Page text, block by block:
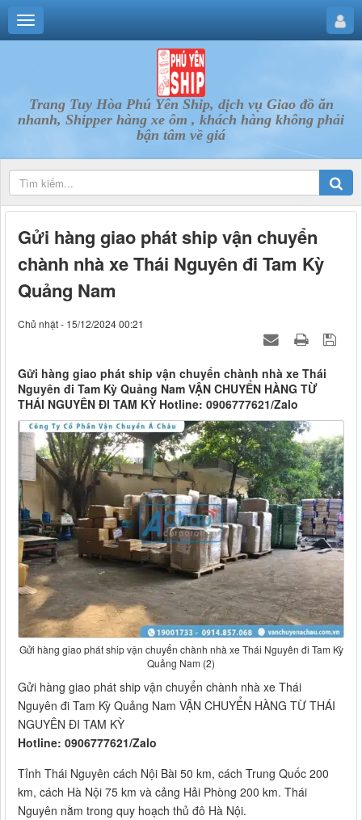
Trang Tuy Hòa Phú Yên Ship, dịch vụ Giao đồ ăn
nhanh, Shipper hàng xe ôm , khách hàng không phải
bận tâm về giá
Gửi hàng giao phát ship vận chuyển
chành nhà xe Thái Nguyên đi Tam Kỳ
Quảng Nam
Chủ nhật - 15/12/2024 00:21
Gửi hàng giao phát ship vận chuyển chành nhà xe Thái
Nguyên đi Tam Kỳ Quảng Nam VẬN CHUYỂN HÀNG TỪ
THÁI NGUYÊN ĐI TAM KỲ Hotline: 0906777621/Zalo
Gửi hàng giao phát ship vận chuyển chành nhà xe Thái Nguyên đi Tam Kỳ
Quảng Nam (2)
Gửi hàng giao phát ship vận chuyển chành nhà xe Thái
Nguyên đi Tam Kỳ Quảng Nam VẬN CHUYỂN HÀNG TỪ THÁI
NGUYÊN ĐI TAM KỲ
Hotline: 0906777621/Zalo
Tỉnh Thái Nguyên cách Nội Bài 50 km, cách Trung Quốc 200
km, cách Hà Nội 75 km và cảng Hải Phòng 200 km. Thái
Nguyên nằm trong quy hoạch thủ đô Hà Nội.